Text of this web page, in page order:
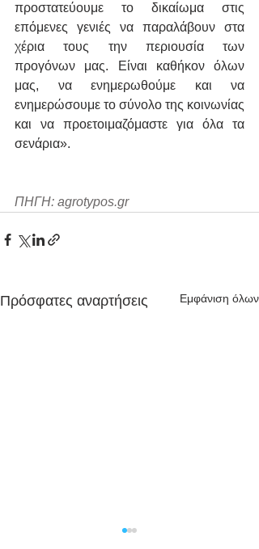
προστατεύουμε το δικαίωμα στις
επόμενες γενιές να παραλάβουν στα
χέρια τους την περιουσία των
προγόνων μας. Είναι καθήκον όλων
μας, να ενημερωθούμε και να
ενημερώσουμε το σύνολο της κοινωνίας
και να προετοιμαζόμαστε για όλα τα
σενάρια».
ΠΗΓΗ: agrotypos.gr
Πρόσφατες αναρτήσεις Εμφάνιση όλων